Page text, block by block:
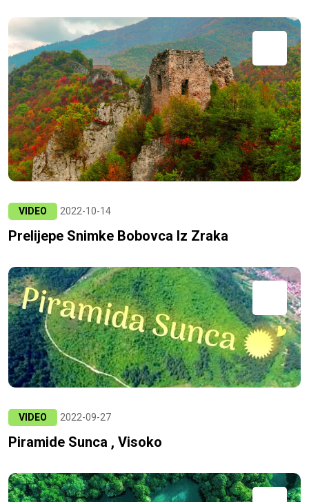
VIDEO 2022-10-14
Prelijepe Snimke Bobovca Iz Zraka
VIDEO 2022-09-27
Piramide Sunca , Visoko